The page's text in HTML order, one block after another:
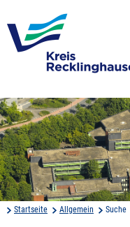
Startseite Allgemein Suche